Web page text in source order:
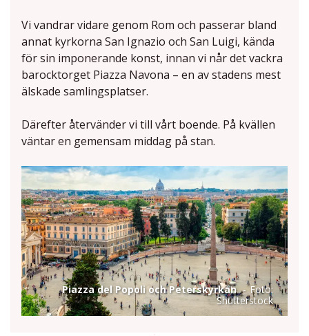
Vi vandrar vidare genom Rom och passerar bland
annat kyrkorna San Ignazio och San Luigi, kända
för sin imponerande konst, innan vi når det vackra
barocktorget Piazza Navona – en av stadens mest
älskade samlingsplatser.
Därefter återvänder vi till vårt boende. På kvällen
väntar en gemensam middag på stan.
Piazza del Popoli och Peterskyrkan
Foto:
Shutterstock